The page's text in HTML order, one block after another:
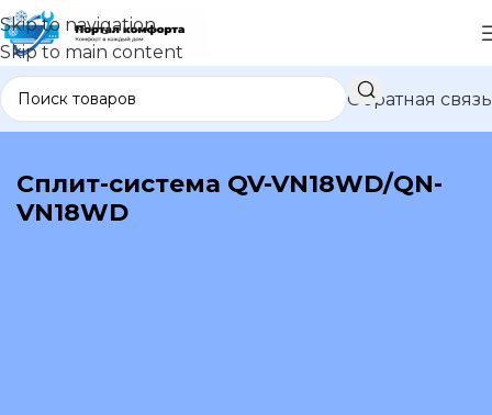
Skip to navigation
Skip to main content
Обратная связь
В каталог
Сплит-система QV-VN18WD/QN-
VN18WD